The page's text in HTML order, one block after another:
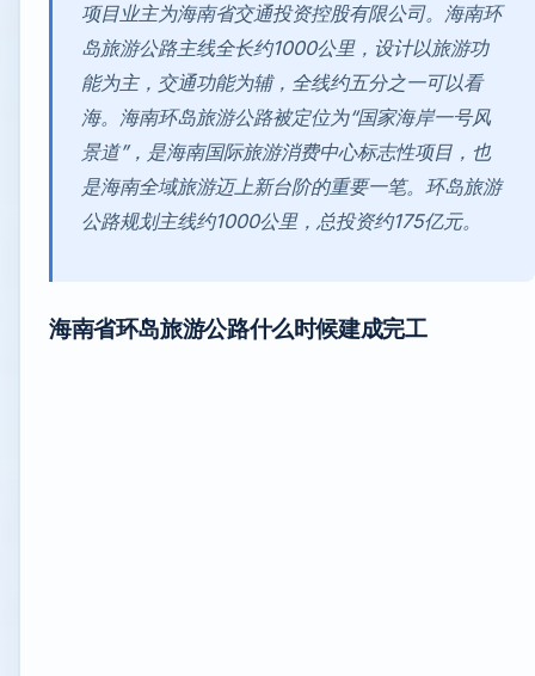
项目业主为海南省交通投资控股有限公司。海南环
岛旅游公路主线全长约1000公里，设计以旅游功
能为主，交通功能为辅，全线约五分之一可以看
海。海南环岛旅游公路被定位为“国家海岸一号风
景道”，是海南国际旅游消费中心标志性项目，也
是海南全域旅游迈上新台阶的重要一笔。环岛旅游
公路规划主线约1000公里，总投资约175亿元。
海南省环岛旅游公路什么时候建成完工